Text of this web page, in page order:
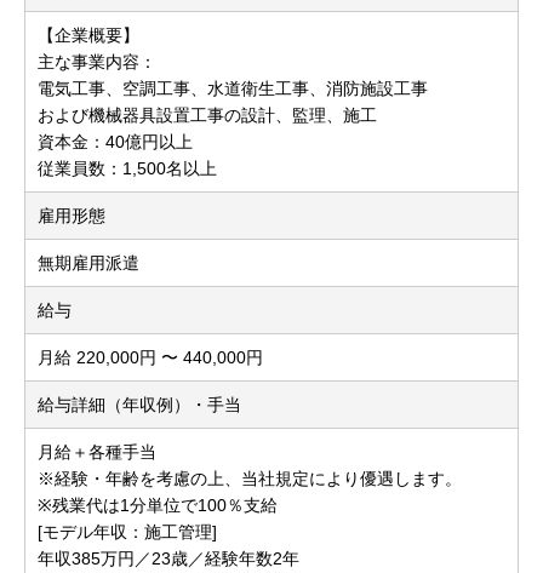
【企業概要】
主な事業内容：
電気工事、空調工事、水道衛生工事、消防施設工事
および機械器具設置工事の設計、監理、施工
資本金：40億円以上
従業員数：1,500名以上
雇用形態
無期雇用派遣
給与
月給 220,000円 〜 440,000円
給与詳細（年収例）・手当
月給＋各種手当
※経験・年齢を考慮の上、当社規定により優遇します。
※残業代は1分単位で100％支給
[モデル年収：施工管理]
年収385万円／23歳／経験年数2年